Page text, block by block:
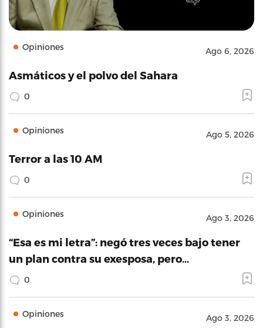
Opiniones Ago 6, 2026
Asmáticos y el polvo del Sahara
0
Opiniones Ago 5, 2026
Terror a las 10 AM
0
Opiniones Ago 3, 2026
“Esa es mi letra”: negó tres veces bajo tener
un plan contra su exesposa, pero…
0
Opiniones Ago 3, 2026